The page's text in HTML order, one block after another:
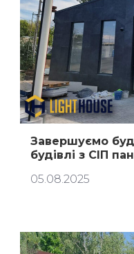
Завершуємо
будівлі з СІП
05.08.2025